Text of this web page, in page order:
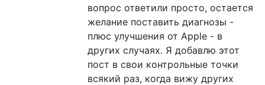
вопрос ответили просто, остается
желание поставить диагнозы -
плюс улучшения от Apple - в
других случаях. Я добавлю этот
пост в свои контрольные точки
всякий раз, когда вижу других